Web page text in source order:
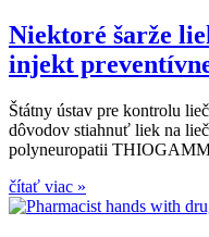
Niektoré šarže
injekt
Štátny ústav pre kontrolu
dôvodov stiahnuť liek na
polyneuropatii
čítať viac »